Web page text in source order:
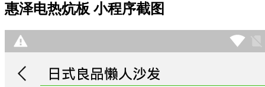
惠泽电热炕板 小程序截图